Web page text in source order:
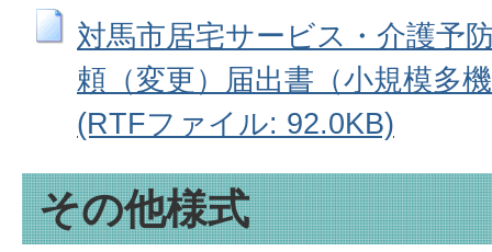
対馬市居宅サービス・介護予
頼（変更）届出書（小規模多
(RTFファイル: 92.0KB)
その他様式